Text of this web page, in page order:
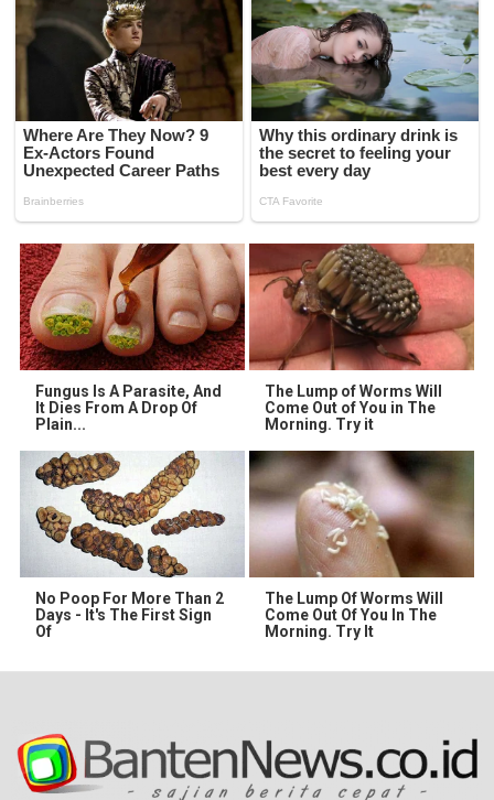
Fungus Is A Parasite, And
It Dies From A Drop Of
Plain...
The Lump of Worms Will
Come Out of You in The
Morning. Try it
No Poop For More Than 2
Days - It's The First Sign
Of
The Lump Of Worms Will
Come Out Of You In The
Morning. Try It